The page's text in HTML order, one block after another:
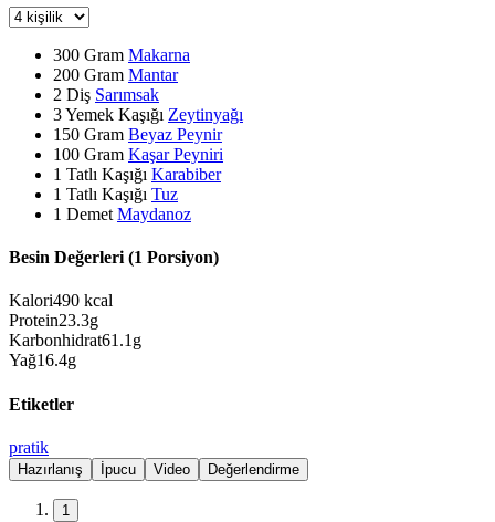
300 Gram Makarna
200 Gram Mantar
2 Diş Sarımsak
3Yemek Kaşığı Zeytinyağı
150 Gram Beyaz Peynir
100 Gram Kaşar Peyniri
1 Tatlı Kaşığı Karabiber
1 Tatlı Kaşığı Tuz
1 Demet Maydanoz
Besin Değerleri (1 Porsiyon)
Kalori490 kcal
Protein23.3g
Karbonhidrat61.1 g
Yağ16.4g
Etiketler
pratik
Hazırlanış İpucu Video Değerlendirme
1